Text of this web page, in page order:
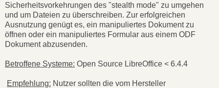
Sicherheitsvorkehrungen des "stealth mode" zu umgehen
und um Dateien zu überschreiben. Zur erfolgreichen
Ausnutzung genügt es, ein manipuliertes Dokument zu
öffnen oder ein manipuliertes Formular aus einem ODF
Dokument abzusenden.
Betroffene Systeme: Open Source LibreOffice < 6.4.4
Empfehlung: Nutzer sollten die vom Hersteller